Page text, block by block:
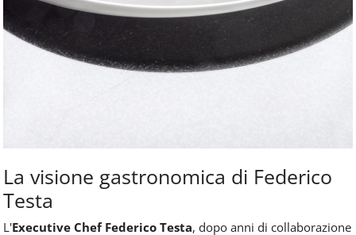
La visione gastronomica di Federico
Testa
L'Executive Chef Federico Testa, dopo anni di collaborazione